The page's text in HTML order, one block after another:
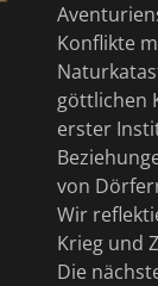
Konflikte
göttlichen
erster
von
Wir
Krieg und
Die